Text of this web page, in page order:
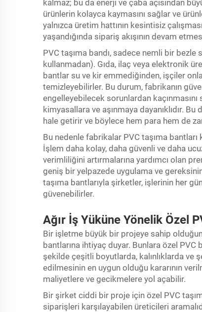
kalmaz; bu da enerji ve çaba açısından
ürünlerin kolayca kaymasını sağlar ve
yalnızca üretim hattının kesintisiz
yaşandığında sipariş akışının devam
PVC taşıma bandı, sadece nemli bir
kullanmadan). Gıda, ilaç veya elektronik
bantlar su ve kir emmediğinden, işçiler
temizleyebilirler. Bu durum, fabrikanın
engelleyebilecek sorunlardan kaçınmasını
kimyasallara ve aşınmaya dayanıklıdır.
hale getirir ve böylece hem para hem de
Bu nedenle fabrikalar PVC taşıma
İşlem daha kolay, daha güvenli ve daha
verimliliğini artırmalarına yardımcı olan
geniş bir yelpazede uygulama ve
taşıma bantlarıyla şirketler, işlerinin her
güvenebilirler.
Ağır İş Yüküne Yönelik Özel
Bir işletme büyük bir projeye sahip
bantlarına ihtiyaç duyar. Bunlara özel
şekilde çeşitli boyutlarda, kalınlıklarda ve
edilmesinin en uygun olduğu kararının
maliyetlere ve gecikmelere yol açabilir.
Bir şirket ciddi bir proje için özel PVC
siparişleri karşılayabilen üreticileri